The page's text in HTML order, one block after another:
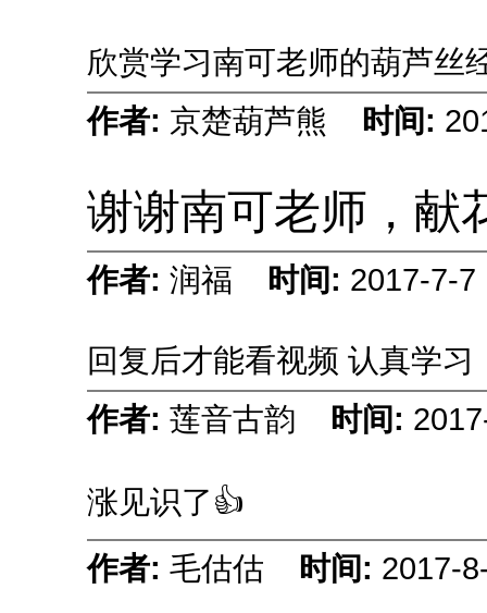
欣赏学习南可老师的葫芦丝
作者: 京楚葫芦熊 时间:
谢谢南可老师，献
作者: 润福 时间: 2017-7-7
回复后才能看视频 认真学习
作者: 莲音古韵 时间:
涨见识了👍
作者: 毛估估 时间: 2017-